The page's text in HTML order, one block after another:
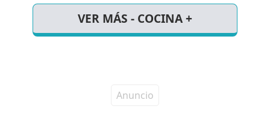
VER MÁS - COCINA +